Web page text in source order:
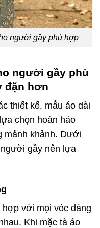
người gầy phù hợp
người gầy phù
đặn hơn
thiết kế, mẫu áo dài
chọn hoàn hảo
mảnh khảnh. Dưới
gầy nên lựa
với mọi vóc dáng
Khi mặc tà áo